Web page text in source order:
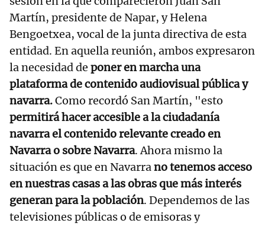
Martín, presidente de Napar, y Helena
Bengoetxea, vocal de la junta directiva de esta
entidad. En aquella reunión, ambos expresaron
la necesidad de poner en marcha una
plataforma de contenido audiovisual pública y
navarra.Como recordó San Martín, "esto
permitirá hacer accesible a la ciudadanía
navarra el contenido relevante creado en
Navarra o sobre Navarra. Ahora mismo la
situación es que en Navarrano tenemos acceso
en nuestras casas a las obras que más interés
generan para la población. Dependemos de las
televisiones públicas o de emisoras y